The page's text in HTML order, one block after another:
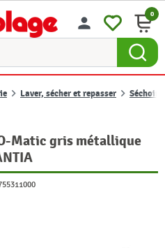
person 0
Laver, sécher et repasser Séchoir
Matic gris métallique